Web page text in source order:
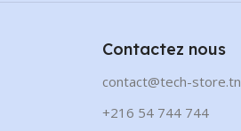
Contactez nous
contact@tech-store.tn
+216 54 744 744